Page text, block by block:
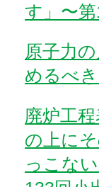
す」〜
原子力
めるべ
廃炉工
の上に
っこな